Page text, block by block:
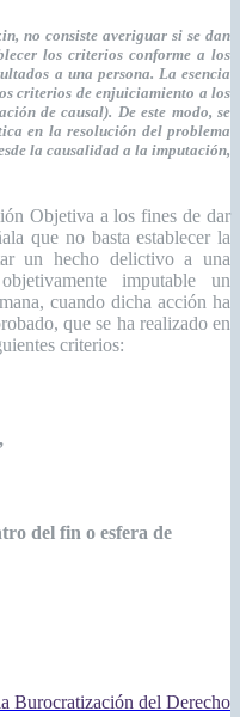
no consiste averiguar si se dan
los criterios conforme a los
a una persona. La esencia
criterios de enjuiciamiento a los
de causal). De este modo, se
en la resolución del problema
la causalidad a la imputación,
Objetiva a los fines de dar
que no basta establecer la
un hecho delictivo a una
imputable un
cuando dicha acción ha
que se ha realizado en
criterios:
del fin o esfera de
Burocratización del Derecho